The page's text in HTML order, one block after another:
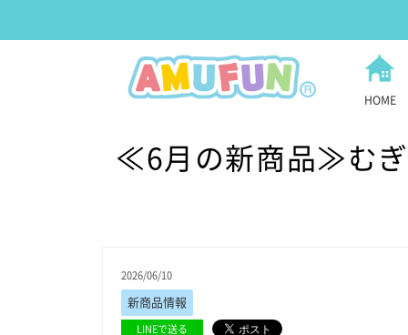
HOME
≪6月の新商品≫むぎ
2026/06/10
新商品情報
LINEで送る